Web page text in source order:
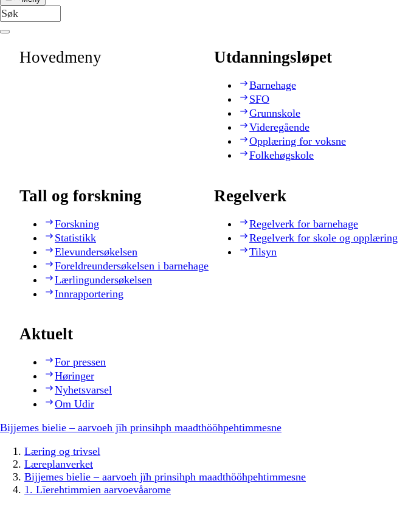
Hovedmeny Utdanningsløpet
Barnehage
SFO
Grunnskole
Videregående
Opplæring for voksne
Folkehøgskole
Tall og forskning
Forskning
Statistikk
Elevundersøkelsen
Foreldreundersøkelsen i barnehage
Lærlingundersøkelsen
Innrapportering
Regelverk
Regelverk for barnehage
Regelverk for skole og opplæring
Tilsyn
Aktuelt
For pressen
Høringer
Nyhetsvarsel
Om Udir
Bijjemes bielie – aarvoeh jïh prinsihph maadthööhpehtimmesne
Læring og trivsel
Læreplanverket
Bijjemes bielie – aarvoeh jïh prinsihph maadthööhpehtimmesne
1. Lïerehtimmien aarvoevåarome